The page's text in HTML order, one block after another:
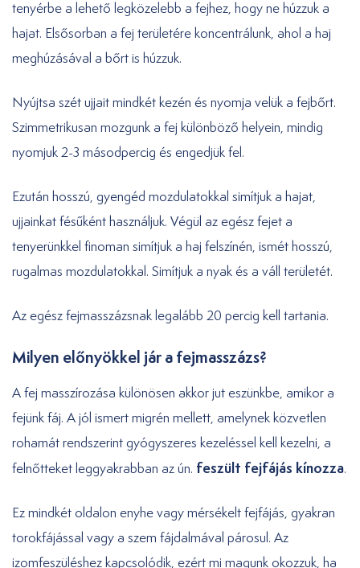
tenyérbe a lehető legközelebb a fejhez, hogy ne húzzuk a
hajat. Elsősorban a fej területére koncentrálunk, ahol a haj
meghúzásával a bőrt is húzzuk.
Nyújtsa szét ujjait mindkét kezén és nyomja velük a fejbőrt.
Szimmetrikusan mozgunk a fej különböző helyein, mindig
nyomjuk 2-3 másodpercig és engedjük fel.
Ezután hosszú, gyengéd mozdulatokkal simítjuk a hajat,
ujjainkat fésűként használjuk. Végül az egész fejet a
tenyerünkkel finoman simítjuk a haj felszínén, ismét hosszú,
rugalmas mozdulatokkal. Simítjuk a nyak és a váll területét.
Az egész fejmasszázsnak legalább 20 percig kell tartania.
Milyen előnyökkel jár a fejmasszázs?
A fej masszírozása különösen akkor jut eszünkbe, amikor a
fejünk fáj. A jól ismert migrén mellett, amelynek közvetlen
rohamát rendszerint gyógyszeres kezeléssel kell kezelni, a
felnőtteket leggyakrabban az ún. feszült fejfájás kínozza.
Ez mindkét oldalon enyhe vagy mérsékelt fejfájás, gyakran
torokfájással vagy a szem fájdalmával párosul. Az
izomfeszüléshez kapcsolódik, ezért mi magunk okozzuk, ha